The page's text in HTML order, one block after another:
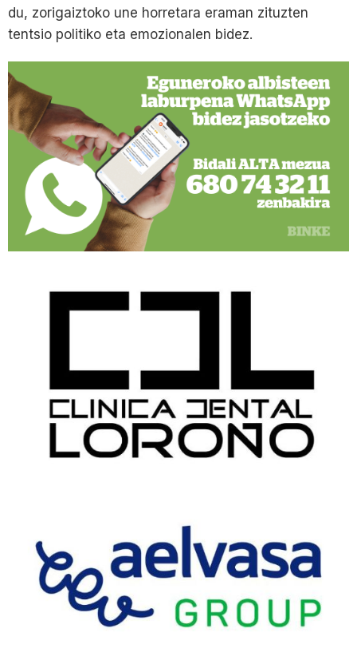
du, zorigaiztoko une horretara eraman zituzten
tentsio politiko eta emozionalen bidez.